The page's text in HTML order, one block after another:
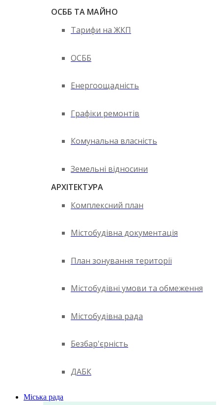
ОСББ ТА МАЙНО
Тарифи на ЖКП
ОСББ
Енергоощадність
Графіки ремонтів
Комунальна власність
Земельні відносини
АРХІТЕКТУРА
Комплексний план
Містобудівна документація
План зонування території
Містобудівні умови та обмеження
Містобудівна рада
Безбар'єрність
ДАБК
Міська рада